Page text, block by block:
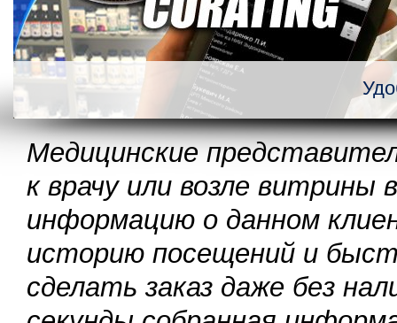
Медицинские
к врачу или возле
информацию о данном
историю посещений и
сделать заказ даже без